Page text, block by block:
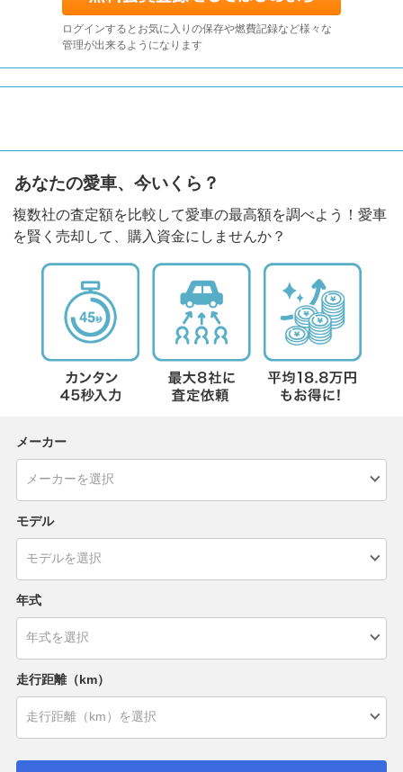
ログインするとお気に入りの保存や燃費記録など様々な
管理が出来るようになります
あなたの愛車、今いくら？
複数社の査定額を比較して愛車の最高額を調べよう！愛車
を賢く売却して、購入資金にしませんか？
メーカー
モデル
年式
走行距離（km）